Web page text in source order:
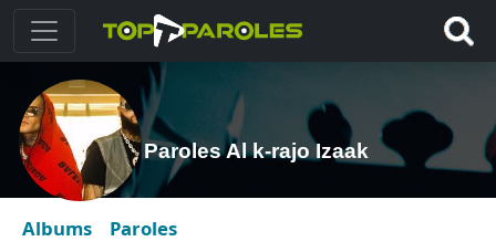
Paroles Al k-rajo Izaak
Albums Paroles